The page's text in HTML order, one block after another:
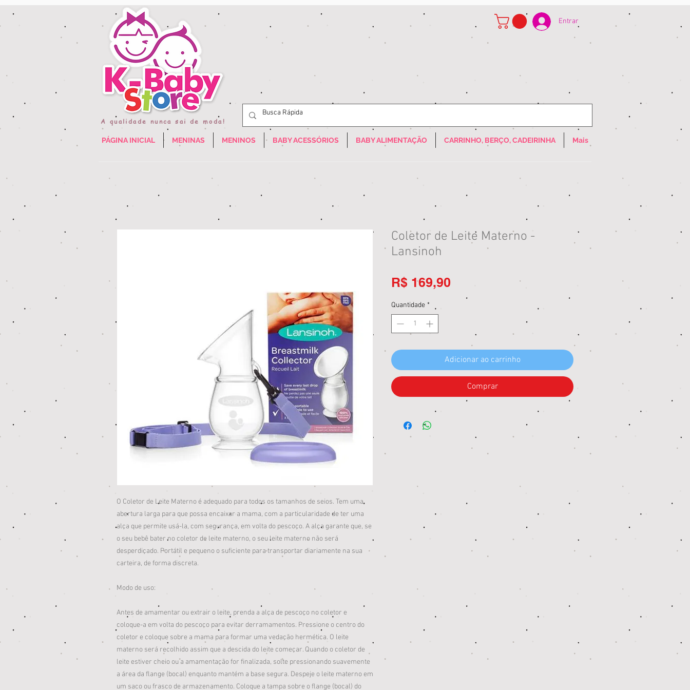
A qualidade nunca sai de moda!
Entrar
PÁGINA INICIAL MENINAS MENINOS BABY ACESSÓRIOS BABY ALIMENTAÇÃO CARRINHO, BERÇO, CADEIRINHA Mais
O Coletor de Leite Materno é adequado para todos os tamanhos de seios. Tem uma
abertura larga para que possa encaixar a mama, com a particularidade de ter uma
alça que permite usá-la, com segurança, em volta do pescoço. A alça garante que, se
o seu bebê bater no coletor de leite materno, o seu leite materno não será
desperdiçado. Portátil e pequeno o suficiente para transportar diariamente na sua
carteira, de forma discreta.
Modo de uso:
Antes de amamentar ou extrair o leite, prenda a alça de pescoço no coletor e
coloque-a em volta do pescoço para evitar derramamentos. Pressione o centro do
coletor e coloque sobre a mama para formar uma vedação hermética. O leite
materno será recolhido assim que a descida do leite começar. Quando o coletor de
leite estiver cheio ou a amamentação for finalizada, solte pressionando suavemente
a área da flange (bocal) enquanto mantém a base segura. Despeje o leite materno em
um saco ou frasco de armazenamento. Coloque a tampa sobre o flange (bocal) do
Coletor de Leite Materno -
Lansinoh
R$ 169,90
Quantidade *
Adicionar ao carrinho
Comprar